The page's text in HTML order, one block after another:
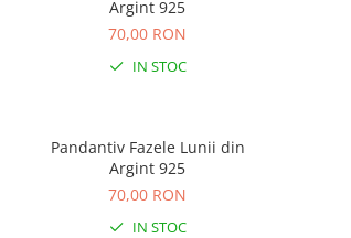
Argint 925
70,00 RON
IN STOC
Pandantiv Fazele Lunii din
Argint 925
70,00 RON
IN STOC